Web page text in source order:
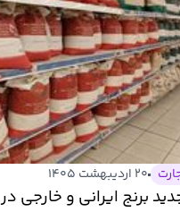
۲۰ اردیبهشت ۱۴۰۵
برنج ایرانی و خارجی در